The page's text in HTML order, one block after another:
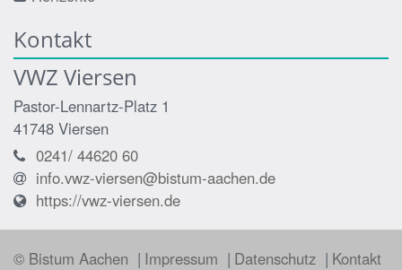
Kontakt
VWZ Viersen
Pastor-Lennartz-Platz 1
41748 Viersen
0241/ 44620 60
info.vwz-viersen@bistum-aachen.de
https://vwz-viersen.de
© Bistum Aachen Impressum Datenschutz Kontakt